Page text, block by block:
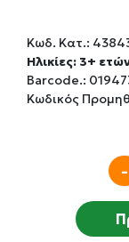
Κωδ. Κατ.:
Ηλικίες: 3+
Barcode.:
Κωδικός
-